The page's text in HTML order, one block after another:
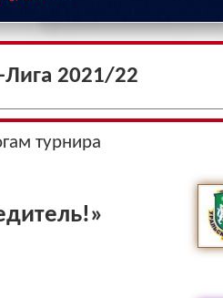
2021/22
турнира